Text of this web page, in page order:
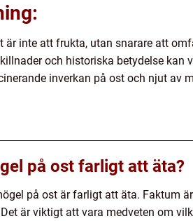
är inte att frukta, utan snarare att
och historiska betydelse kan
inverkan på ost och njut av
på ost farligt att äta?
på ost är farligt att äta. Faktum
är viktigt att vara medveten om